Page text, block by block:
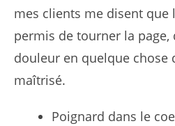
mes clients me disent que
permis de tourner la
douleur en quelque chose
maîtrisé.
Poignard dans le